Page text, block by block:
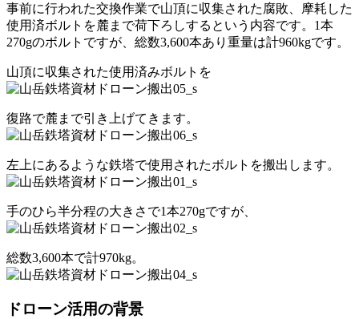
事前に行われた交換作業で山頂に収集された腐敗、摩耗した
使用済ボルトを麓まで荷下ろしするという内容です。1本
270gのボルトですが、総数3,600本あり重量は計960kgです。
山頂に収集された使用済みボルトを
復路で麓まで引き上げてきます。
左上にあるような鉄塔で使用されたボルトを搬出します。
手のひら半分程の大きさで1本270gですが、
総数3,600本で計970kg。
ドローン活用の背景